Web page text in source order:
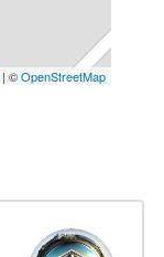
| ©OpenStreetMap